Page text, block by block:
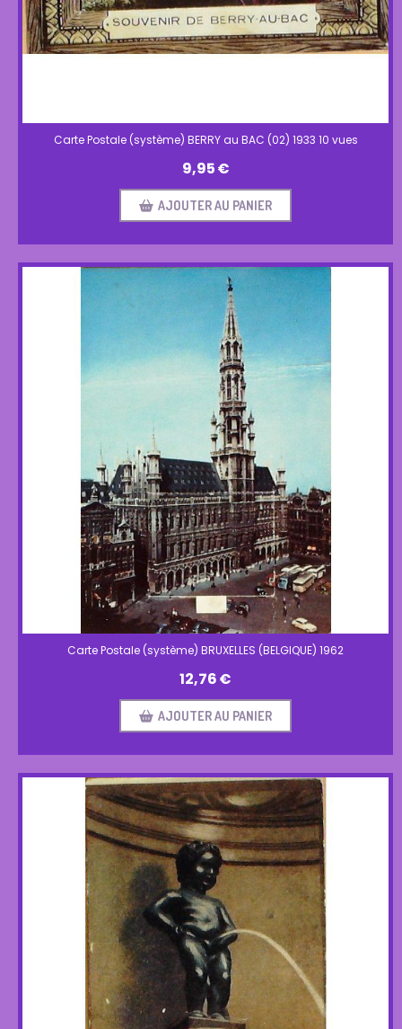
Carte Postale (système) BERRY au BAC (02) 1933 10 vues
9,95€
AJOUTER AU PANIER
Carte Postale (système) BRUXELLES (BELGIQUE) 1962
12,76€
AJOUTER AU PANIER